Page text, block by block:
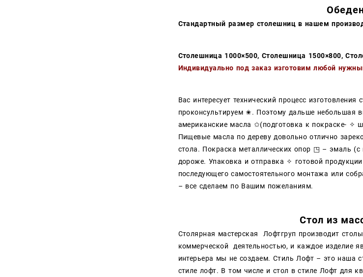
Стандартный размер столешниц в нашем
Столешница 1000×500, Столешница 1500×800,
Индивидуально под заказ изготовим любой
Вас интересует технический процесс
проконсультируем ✬. Поэтому дальше
американские масла ✩(подготовка к покраске- ✧
Пищевые масла по дереву довольно отлично
стола. Покраска металлических опор ◳ – эмаль
дороже. Упаковка и отправка ✧ готовой
последующего самостоятельного монтажа или
– все сделаем по Вашим пожеланиям.
Стол из
Столярная мастерская Лофтгруп производит
коммерческой деятельностью, и каждое изделие
интерьера мы не создаем. Стиль Лофт – это наша
стиле лофт. В том числе и стол в стиле Лофт для